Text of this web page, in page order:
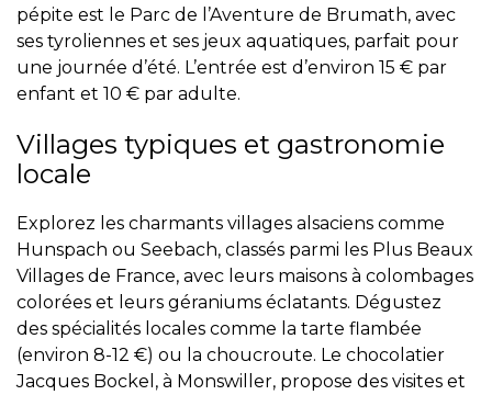
pépite est le Parc de l’Aventure de Brumath, avec
ses tyroliennes et ses jeux aquatiques, parfait pour
une journée d’été. L’entrée est d’environ 15 € par
enfant et 10 € par adulte.
Villages typiques et gastronomie
locale
Explorez les charmants villages alsaciens comme
Hunspach ou Seebach, classés parmi les Plus Beaux
Villages de France, avec leurs maisons à colombages
colorées et leurs géraniums éclatants. Dégustez
des spécialités locales comme la tarte flambée
(environ 8-12 €) ou la choucroute. Le chocolatier
Jacques Bockel, à Monswiller, propose des visites et